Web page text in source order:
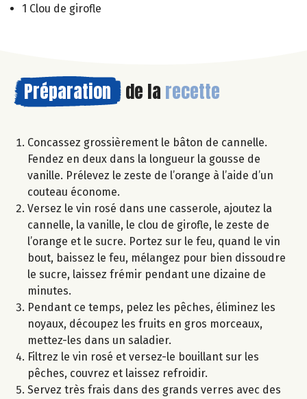
1 Clou de girofle
Préparation de la recette
Concassez grossièrement le bâton de cannelle.
Fendez en deux dans la longueur la gousse de
vanille. Prélevez le zeste de l’orange à l’aide d’un
couteau économe.
Versez le vin rosé dans une casserole, ajoutez la
cannelle, la vanille, le clou de girofle, le zeste de
l’orange et le sucre. Portez sur le feu, quand le vin
bout, baissez le feu, mélangez pour bien dissoudre
le sucre, laissez frémir pendant une dizaine de
minutes.
Pendant ce temps, pelez les pêches, éliminez les
noyaux, découpez les fruits en gros morceaux,
mettez-les dans un saladier.
Filtrez le vin rosé et versez-le bouillant sur les
pêches, couvrez et laissez refroidir.
Servez très frais dans des grands verres avec des